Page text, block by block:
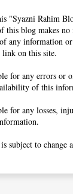
"Syazni Rahim
blog makes no
any information
on this site.
for any errors or
of this
for any losses,
subject to change